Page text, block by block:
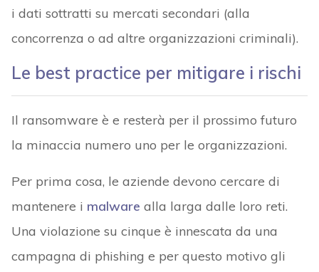
i dati sottratti su mercati secondari (alla
concorrenza o ad altre organizzazioni criminali).
Le best practice per mitigare i rischi
Il ransomware è e resterà per il prossimo futuro
la minaccia numero uno per le organizzazioni.
Per prima cosa, le aziende devono cercare di
mantenere i malware alla larga dalle loro reti.
Una violazione su cinque è innescata da una
campagna di phishing e per questo motivo gli